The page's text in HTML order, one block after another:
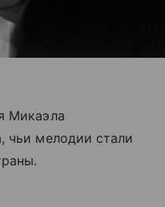
Микаэла
чьи мелодии стали